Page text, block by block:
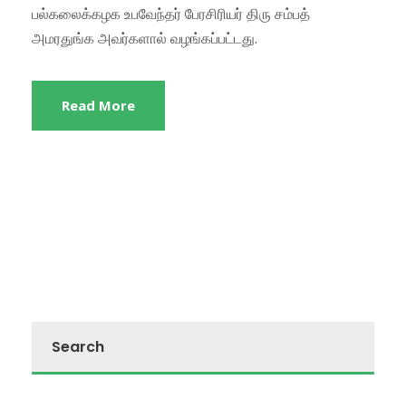
பல்கலைக்கழக உபவேந்தர் பேரசிரியர் திரு சம்பத்
அமரதுங்க அவர்களால் வழங்கப்பட்டது.
Read More
Search